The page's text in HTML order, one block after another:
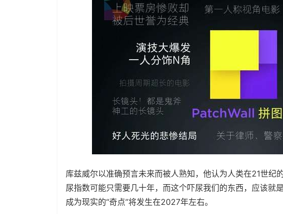
库兹威尔以准确预言未来而被人熟知，他认为人类在21世纪
尿指数可能只需要几十年，而这个吓尿我们的东西，应该就
成为现实的“奇点”将发生在2027年左右。